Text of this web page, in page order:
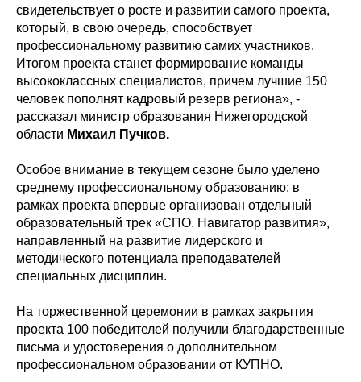
свидетельствует о росте и развитии самого проекта,
который, в свою очередь, способствует
профессиональному развитию самих участников.
Итогом проекта станет формирование команды
высококлассных специалистов, причем лучшие 150
человек пополнят кадровый резерв региона», -
рассказал министр образования Нижегородской
области Михаил Пучков.
Особое внимание в текущем сезоне было уделено
среднему профессиональному образованию: в
рамках проекта впервые организован отдельный
образовательный трек «СПО. Навигатор развития»,
направленный на развитие лидерского и
методического потенциала преподавателей
специальных дисциплин.
На торжественной церемонии в рамках закрытия
проекта 100 победителей получили благодарственные
письма и удостоверения о дополнительном
профессиональном образовании от КУПНО.